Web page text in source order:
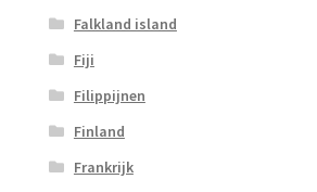
Falkland island
Fiji
Filippijnen
Finland
Frankrijk